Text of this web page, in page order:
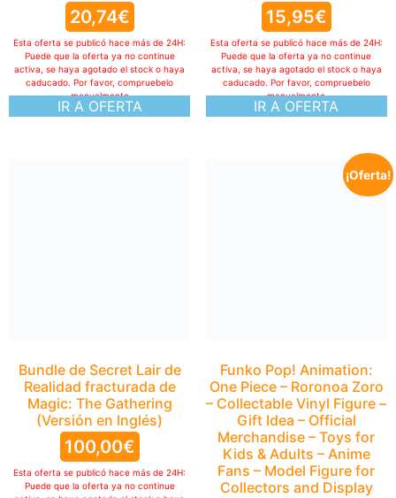
20,74€
IR A OFERTA
Esta oferta se publicó hace más de 24H:
Puede que la oferta ya no continue
activa, se haya agotado el stock o haya
caducado. Por favor, compruebelo
manualmente
15,95€
IR A OFERTA
Esta oferta se publicó hace más de 24H:
Puede que la oferta ya no continue
activa, se haya agotado el stock o haya
caducado. Por favor, compruebelo
manualmente
¡Oferta!
Funko Pop! Animation:
One Piece – Roronoa Zoro
– Collectable Vinyl Figure –
Gift Idea – Official
Merchandise – Toys for
Kids & Adults – Anime
Fans – Model Figure for
Collectors and Display